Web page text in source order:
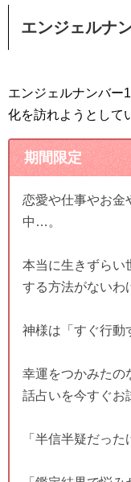
エンジェルナ
エンジェルナンバー
化を訪れようとして
期間限定
恋愛や仕事やお金
中…。
本当に生きずらい
する方法がないわ
神様は「すぐ行動
幸運をつかみたの
話占いを今すぐお
「半信半疑だっ